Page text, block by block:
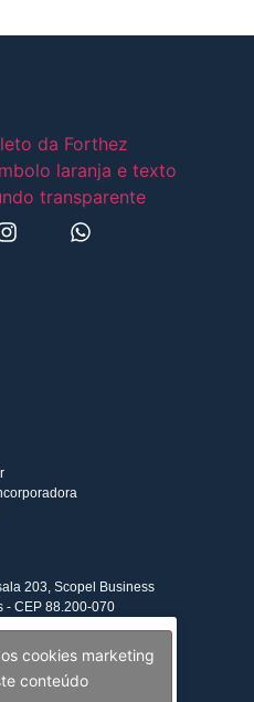
203, Scopel Business
- CEP 88.200-070
cookies marketing
conteúdo